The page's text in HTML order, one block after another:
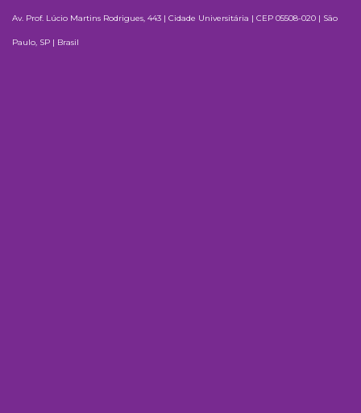
Av. Prof. Lúcio Martins Rodrigues, 443 | Cidade Universitária | CEP 05508-020 | São
Paulo, SP | Brasil